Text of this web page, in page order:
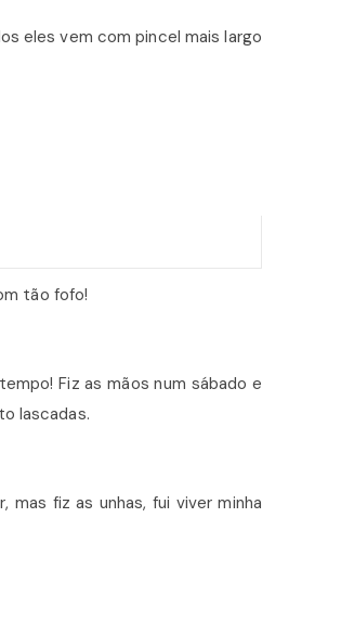
eles vem com pincel mais largo
tão fofo!
Fiz as mãos num sábado e
lascadas.
fiz as unhas, fui viver minha